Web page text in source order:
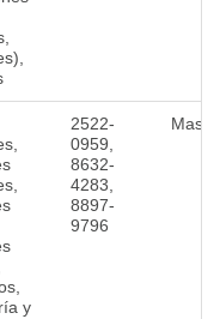
y
2522-
0959,
8632-
4283,
8897-
9796